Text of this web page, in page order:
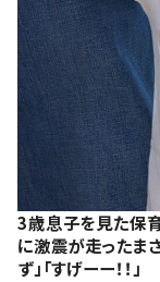
3歳息子を見た保
に激震が走ったま
ず」「すげーー！！」